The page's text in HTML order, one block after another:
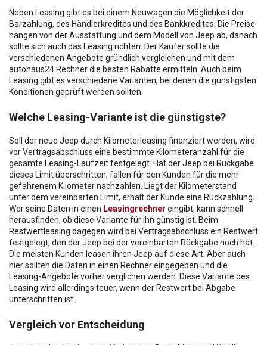
Neben Leasing gibt es bei einem Neuwagen die Möglichkeit der
Barzahlung, des Händlerkredites und des Bankkredites. Die Preise
hängen von der Ausstattung und dem Modell von Jeep ab, danach
sollte sich auch das Leasing richten. Der Käufer sollte die
verschiedenen Angebote gründlich vergleichen und mit dem
autohaus24 Rechner die besten Rabatte ermitteln. Auch beim
Leasing gibt es verschiedene Varianten, bei denen die günstigsten
Konditionen geprüft werden sollten.
Welche Leasing-Variante ist die günstigste?
Soll der neue Jeep durch Kilometerleasing finanziert werden, wird
vor Vertragsabschluss eine bestimmte Kilometeranzahl für die
gesamte Leasing-Laufzeit festgelegt. Hat der Jeep bei Rückgabe
dieses Limit überschritten, fallen für den Kunden für die mehr
gefahrenem Kilometer nachzahlen. Liegt der Kilometerstand
unter dem vereinbarten Limit, erhält der Kunde eine Rückzahlung.
Wer seine Daten in einen Leasingrechner eingibt, kann schnell
herausfinden, ob diese Variante für ihn günstig ist. Beim
Restwertleasing dagegen wird bei Vertragsabschluss ein Restwert
festgelegt, den der Jeep bei der vereinbarten Rückgabe noch hat.
Die meisten Kunden leasen ihren Jeep auf diese Art. Aber auch
hier sollten die Daten in einen Rechner eingegeben und die
Leasing-Angebote vorher verglichen werden. Diese Variante des
Leasing wird allerdings teuer, wenn der Restwert bei Abgabe
unterschritten ist.
Vergleich vor Entscheidung